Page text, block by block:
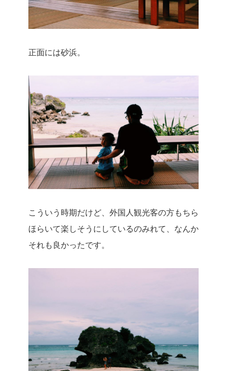
正面には砂浜。
こういう時期だけど、外国人観光客の方もちら
ほらいて楽しそうにしているのみれて、なんか
それも良かったです。